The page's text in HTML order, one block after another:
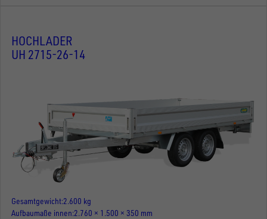
HOCHLADER
UH 2715-26-14
Gesamtgewicht2.600 kg
Aufbaumaße innen 2.760 × 1.500 × 350 mm